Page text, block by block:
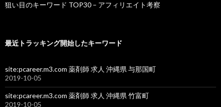
狙い目のキーワード TOP30 – アフィリエイト考察
最近トラッキング開始したキーワード
site:pcareer.m3.com 薬剤師 求人 沖縄県 与那国町
2019-10-05
site:pcareer.m3.com 薬剤師 求人 沖縄県 竹富町
2019-10-05